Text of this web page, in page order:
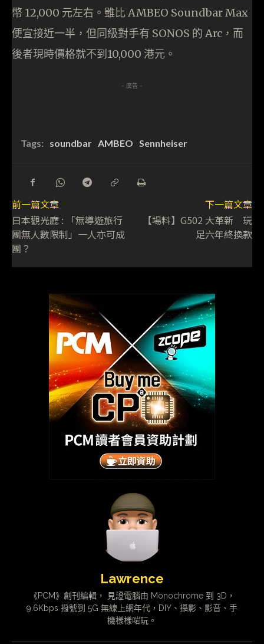
幣 12,000 元左右。雖比 AMBEO Soundbar Max
便宣接近一半，但同級對手有 SONOS 的 Arc，而
後者現時價格就不到10,000 港元。
- 廣告 -
Tags: soundbar AMBEO Sennheiser
前一篇文章
日本觀光廳 : 「無導遊旅行
團無人數限制」一人亦可成
團？
下一篇文章
【場料】G502 大革新 玩
足六年終換款
Lawrence
《PCM》創刊編輯， 見證電腦由 Monochrome 到 3D，
9.6Kbps 撥號到 5G 無線上網年代，DIY、攝影、影音、手
機樣樣啱玩。